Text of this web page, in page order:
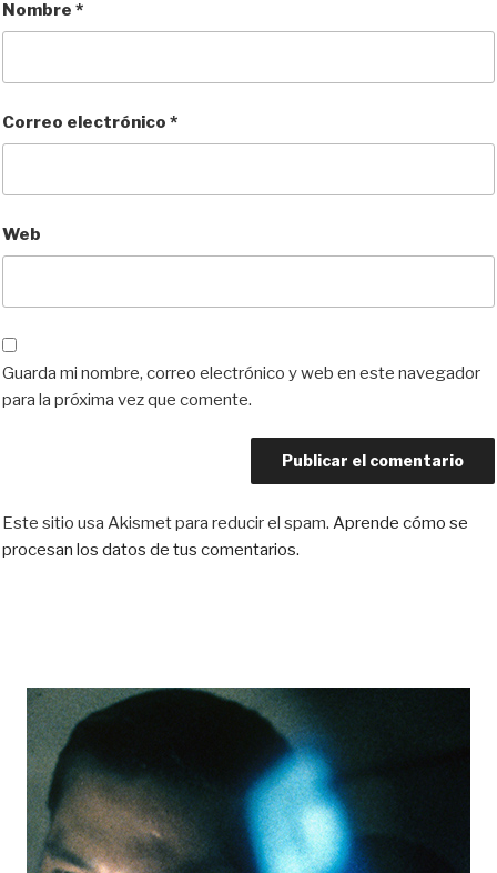
Nombre *
Correo electrónico *
Web
Guarda mi nombre, correo electrónico y web en este navegador
para la próxima vez que comente.
Este sitio usa Akismet para reducir el spam. Aprende cómo se
procesan los datos de tus comentarios.